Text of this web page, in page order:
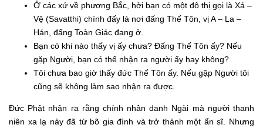
Ở các xứ về phương Bắc, hởi bạn có một đô thị gọi là Xá –
Vệ (Savatthi) chính đấy là nơi đấng Thế Tôn, vị A – La –
Hán, đấng Toàn Giác đang ở.
Bạn có khi nào thấy vị ấy chưa? Đấng Thế Tôn ấy? Nếu
gặp Người, bạn có thể nhận ra người ấy hay không?
Tôi chưa bao giờ thấy đức Thế Tôn ấy. Nếu gặp Người tôi
cũng sẽ không làm sao nhận ra được.
Đức Phật nhận ra rằng chính nhân danh Ngài mà người thanh
niên xa lạ này đã từ bõ gia đình và trở thành một ẩn sĩ. Nhưng